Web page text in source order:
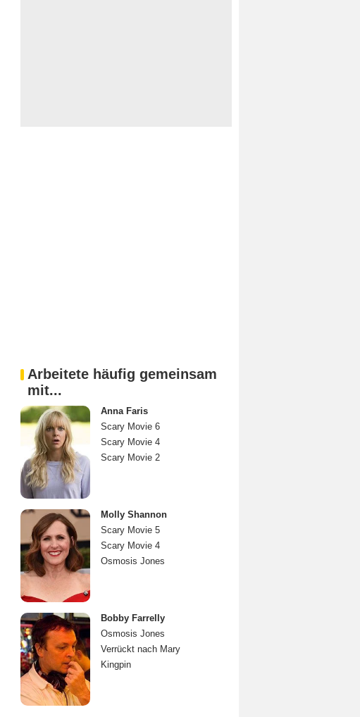
Arbeitete häufig gemeinsam
mit...
Anna Faris
Scary Movie 6
Scary Movie 4
Scary Movie 2
Molly Shannon
Scary Movie 5
Scary Movie 4
Osmosis Jones
Bobby Farrelly
Osmosis Jones
Verrückt nach Mary
Kingpin